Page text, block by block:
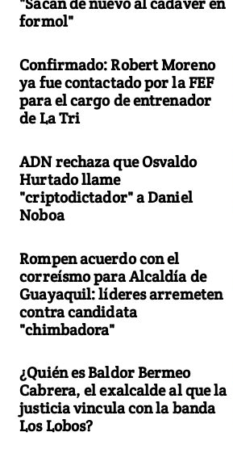
formol"
Confirmado: Robert Moreno
ya fue contactado por la FEF
para el cargo de entrenador
de La Tri
ADN rechaza que Osvaldo
Hurtado llame
"criptodictador" a Daniel
Noboa
Rompen acuerdo con el
correísmo para Alcaldía de
Guayaquil: líderes arremeten
contra candidata
"chimbadora"
¿Quién es Baldor Bermeo
Cabrera, el exalcalde al que la
justicia vincula con la banda
Los Lobos?